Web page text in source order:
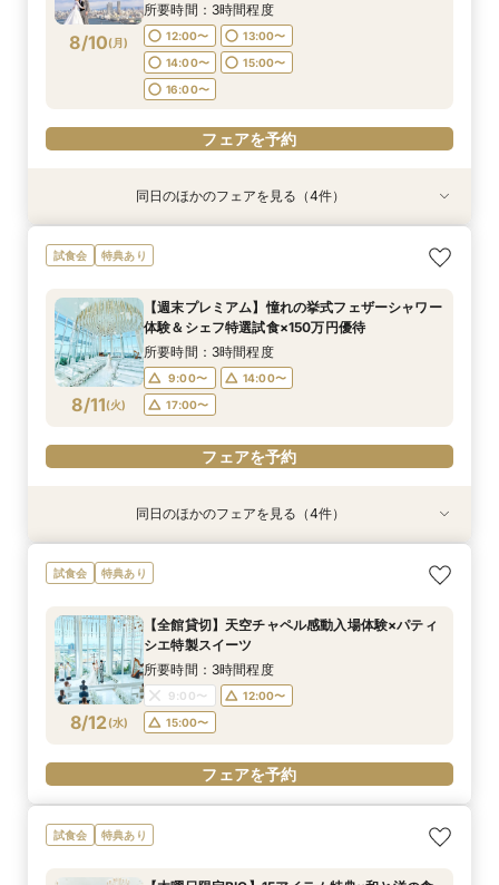
電話予約のみ
フェアを予約
フェアを予約
フェアを予約
8/10(月)
所要時間：3時間程度
12:00〜
13:00〜
14:00〜
15:00〜
16:00〜
フェアを予約
特典あり
8/10( 月)
【17時以降】お仕事帰りやテーマパーク帰りに夜
景×スペシャリテ試食
17:00〜
17:30〜
18:00〜
フェアを予約
特典あり
8/10( 月)
【初めて式場見学のおふたり】即決なしで安心＆
お気軽×シェフ特選試食
12:00〜
13:00〜
14:00〜
15:00〜
16:00〜
特典あり
8/10( 月)
2名様からOK【少人数で結婚式】アットホームウ
エディング相談会
12:00〜
14:00〜
16:00〜
フェアを予約
特典あり
8/10( 月)
【愛犬と叶えるペット婚】リングドッグ＆足形ス
タンプ×厳選試食＆20万円分のワンちゃん優待
12:00〜
14:00〜
16:00〜
フェアを予約
同日のほかのフェアを見る（4件）
試食会 特典あり
8/11(火)
【週末プレミアム】憧れの挙式フェザーシャワー
体験＆シェフ特選試食×150万円優待
所要時間：3時間程度
9:00〜
14:00〜
17:00〜
フェアを予約
特典あり
8/11 火)
2名様からOK【少人数で結婚式】アットホームウ
エディング相談会
9:00〜
14:00〜
17:00〜
フェアを予約
特典あり
8/11 火)
【愛犬と叶えるペット婚】リングドッグ＆足形ス
タンプ×厳選試食＆20万円分のワンちゃん優待
9:00〜
14:00〜
17:00〜
フェアを予約
特典あり
8/11 火)
【17時以降】お仕事帰りやテーマパーク帰りに夜
景×スペシャリテ試食
17:00〜
17:30〜
18:00〜
フェアを予約
特典あり
8/11 火)
【初めて式場見学のおふたり】即決なしで安心＆
お気軽×シェフ特選試食
9:00〜
14:00〜
17:00〜
フェアを予約
同日のほかのフェアを見る（4件）
試食会 特典あり
8/12(水)
【全館貸切】天空チャペル感動入場体験×パティ
シエ特製スイーツ
所要時間：3時間程度
9:00〜
12:00〜
15:00〜
フェアを予約
試食会 特典あり